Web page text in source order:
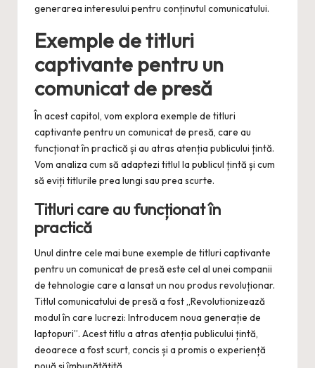
generarea interesului pentru conținutul comunicatului.
Exemple de titluri
captivante pentru un
comunicat de presă
În acest capitol, vom explora exemple de titluri
captivante pentru un comunicat de presă, care au
funcționat în practică și au atras atenția publicului țintă.
Vom analiza cum să adaptezi titlul la publicul țintă și cum
să eviți titlurile prea lungi sau prea scurte.
Titluri care au funcționat în
practică
Unul dintre cele mai bune exemple de titluri captivante
pentru un comunicat de presă este cel al unei companii
de tehnologie care a lansat un nou produs revoluționar.
Titlul comunicatului de presă a fost „Revolutionizează
modul în care lucrezi: Introducem noua generație de
laptopuri”. Acest titlu a atras atenția publicului țintă,
deoarece a fost scurt, concis și a promis o experiență